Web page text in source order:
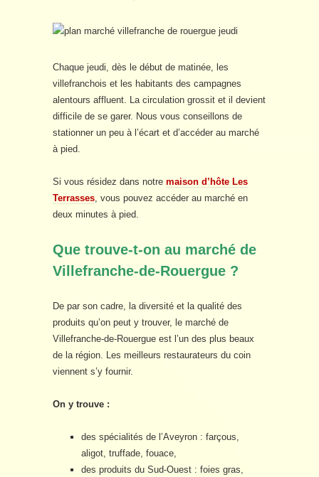
Chaque jeudi, dès le début de matinée, les
villefranchois et les habitants des campagnes
alentours affluent. La circulation grossit et il devient
difficile de se garer. Nous vous conseillons de
stationner un peu à l’écart et d’accéder au marché
à pied.
Si vous résidez dans notre maison d’hôte Les
Terrasses, vous pouvez accéder au marché en
deux minutes à pied.
Que trouve-t-on au marché de
Villefranche-de-Rouergue ?
De par son cadre, la diversité et la qualité des
produits qu’on peut y trouver, le marché de
Villefranche-de-Rouergue est l’un des plus beaux
de la région. Les meilleurs restaurateurs du coin
viennent s’y fournir.
On y trouve :
des spécialités de l’Aveyron : farçous,
aligot, truffade, fouace,
des produits du Sud-Ouest : foies gras,